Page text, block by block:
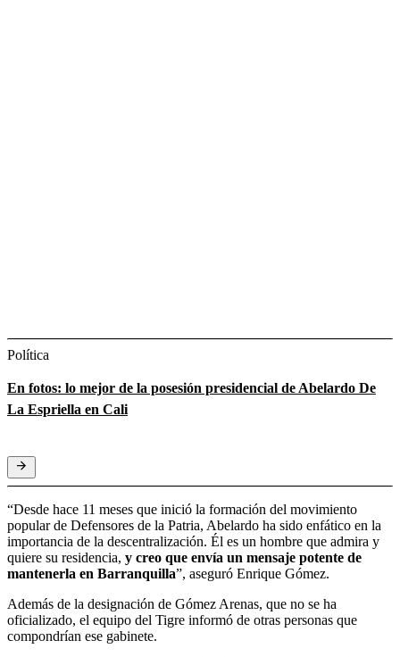
Política
En fotos: lo mejor de la posesión presidencial de Abelardo De
La Espriella en Cali
“Desde hace 11 meses que inició la formación del movimiento
popular de Defensores de la Patria, Abelardo ha sido enfático en la
importancia de la descentralización. Él es un hombre que admira y
quiere su residencia, y creo que envía un mensaje potente de
mantenerla en Barranquilla”, aseguró Enrique Gómez.
Además de la designación de Gómez Arenas, que no se ha
oficializado, el equipo del Tigre informó de otras personas que
compondrían ese gabinete.